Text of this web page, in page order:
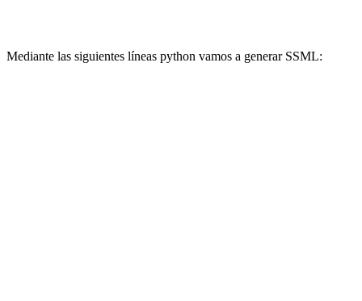
Mediante las siguientes líneas python vamos a generar SSML: